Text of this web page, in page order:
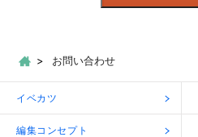
お問い合わせ
イベカツ
編集コンセプト